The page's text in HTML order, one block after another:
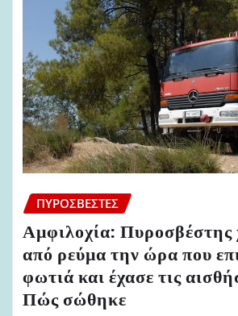
ΠΥΡΟΣΒΈΣΤΕΣ
Αμφιλοχία: Πυροσβέστης
από ρεύμα την ώρα που
φωτιά και έχασε τις
Πώς σώθηκε